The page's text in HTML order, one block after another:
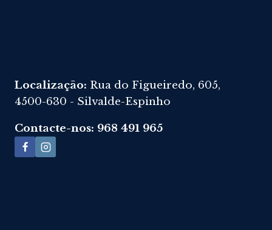
Localização: Rua do Figueiredo, 605,
4500-630 - Silvalde-Espinho
Contacte-nos: 968 491 965